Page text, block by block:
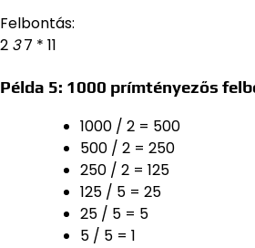
Felbontás:
2 37 * 11
Példa 5: 1000 prímtényezős
1000 / 2 = 500
500 / 2 = 250
250 / 2 = 125
125 / 5 = 25
25 / 5 = 5
5 / 5 = 1